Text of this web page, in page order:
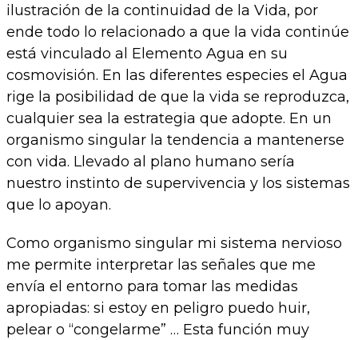
ilustración de la continuidad de la Vida, por
ende todo lo relacionado a que la vida continúe
está vinculado al Elemento Agua en su
cosmovisión. En las diferentes especies el Agua
rige la posibilidad de que la vida se reproduzca,
cualquier sea la estrategia que adopte. En un
organismo singular la tendencia a mantenerse
con vida. Llevado al plano humano sería
nuestro instinto de supervivencia y los sistemas
que lo apoyan.
Como organismo singular mi sistema nervioso
me permite interpretar las señales que me
envía el entorno para tomar las medidas
apropiadas: si estoy en peligro puedo huir,
pelear o “congelarme” … Esta función muy